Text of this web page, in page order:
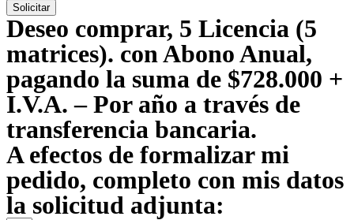
Solicitar
Deseo comprar, 5 Licencia (5
matrices). con Abono Anual,
pagando la suma de $728.000 +
I.V.A. – Por año a través de
transferencia bancaria.
A efectos de formalizar mi
pedido, completo con mis datos
la solicitud adjunta: